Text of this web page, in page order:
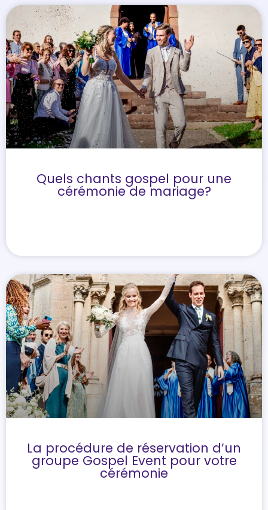
Quels chants gospel pour une
cérémonie de mariage?
La procédure de réservation d’un
groupe Gospel Event pour votre
cérémonie